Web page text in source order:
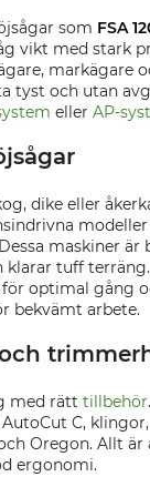
som FSA
vikt med stark
markägare
tyst och utan
eller AP-
dike eller
maskiner är
klarar tuff
optimal gång
bekvämt arbete.
med rätt tillbehör
C, klingor,
Oregon. Allt är
ergonomi.